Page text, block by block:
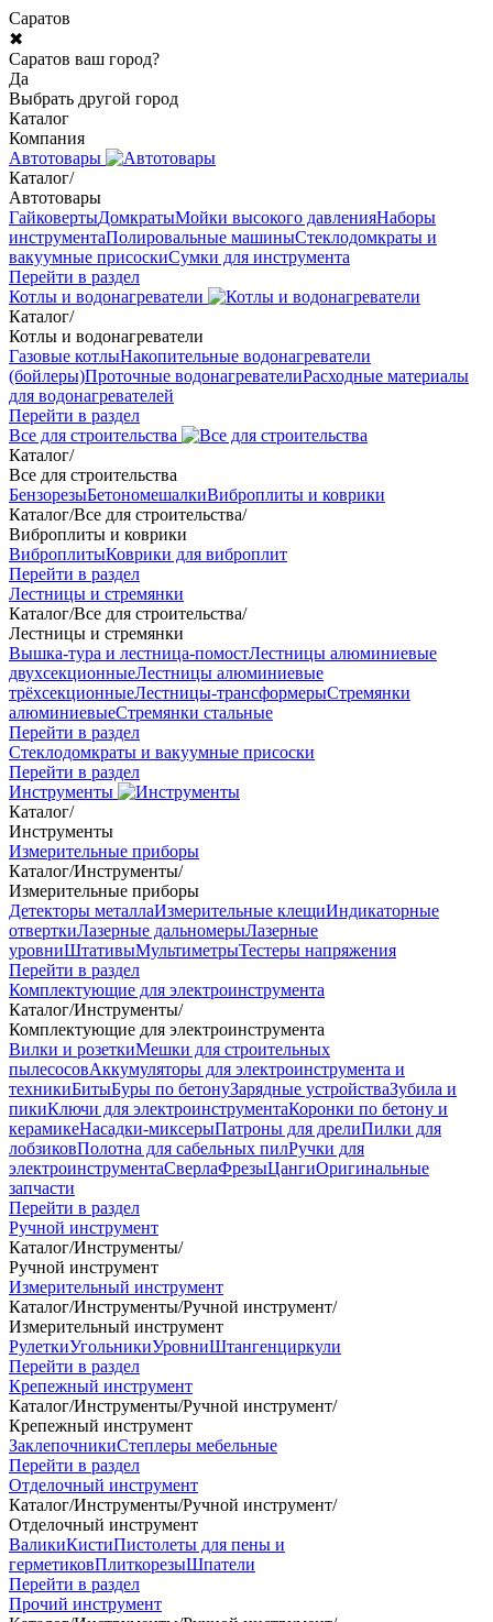
Саратов
✖
Саратов ваш город?
Да
Выбрать другой город
Каталог
Компания
Автотовары
Каталог/
Автотовары
ГайковертыДомкратыМойки высокого давленияНаборы
инструментаПолировальные машиныСтеклодомкраты и
вакуумные присоскиСумки для инструмента
Перейти в раздел
Котлы и водонагреватели
Каталог/
Котлы и водонагреватели
Газовые котлыНакопительные водонагреватели
(бойлеры)Проточные водонагревателиРасходные материалы
для водонагревателей
Перейти в раздел
Все для строительства
Каталог/
Все для строительства
БензорезыБетономешалкиВиброплиты и коврики
Каталог/Все для строительства/
Виброплиты и коврики
ВиброплитыКоврики для виброплит
Перейти в раздел
Лестницы и стремянки
Каталог/Все для строительства/
Лестницы и стремянки
Вышка-тура и лестница-помостЛестницы алюминиевые
двухсекционныеЛестницы алюминиевые
трёхсекционныеЛестницы-трансформерыСтремянки
алюминиевыеСтремянки стальные
Перейти в раздел
Стеклодомкраты и вакуумные присоски
Перейти в раздел
Инструменты
Каталог/
Инструменты
Измерительные приборы
Каталог/Инструменты/
Измерительные приборы
Детекторы металлаИзмерительные клещиИндикаторные
отверткиЛазерные дальномерыЛазерные
уровниШтативыМультиметрыТестеры напряжения
Перейти в раздел
Комплектующие для электроинструмента
Каталог/Инструменты/
Комплектующие для электроинструмента
Вилки и розеткиМешки для строительных
пылесосовАккумуляторы для электроинструмента и
техникиБитыБуры по бетонуЗарядные устройстваЗубила и
пикиКлючи для электроинструментаКоронки по бетону и
керамикеНасадки-миксерыПатроны для дрелиПилки для
лобзиковПолотна для сабельных пилРучки для
электроинструментаСверлаФрезыЦангиОригинальные
запчасти
Перейти в раздел
Ручной инструмент
Каталог/Инструменты/
Ручной инструмент
Измерительный инструмент
Каталог/Инструменты/Ручной инструмент/
Измерительный инструмент
РулеткиУгольникиУровниШтангенциркули
Перейти в раздел
Крепежный инструмент
Каталог/Инструменты/Ручной инструмент/
Крепежный инструмент
ЗаклепочникиСтеплеры мебельные
Перейти в раздел
Отделочный инструмент
Каталог/Инструменты/Ручной инструмент/
Отделочный инструмент
ВаликиКистиПистолеты для пены и
герметиковПлиткорезыШпатели
Перейти в раздел
Прочий инструмент